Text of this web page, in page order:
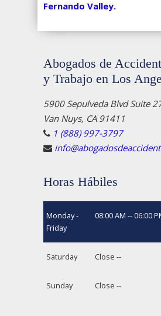
Fernando Valley.
Abogados de
y Trabajo en Los
5900 Sepulveda Blvd Suite
Van Nuys, CA 91411
1 (888) 997-3797
Horas Hábiles
Monday -
Friday
08:00 AM -- 06:00
Saturday Close --
Sunday Close --